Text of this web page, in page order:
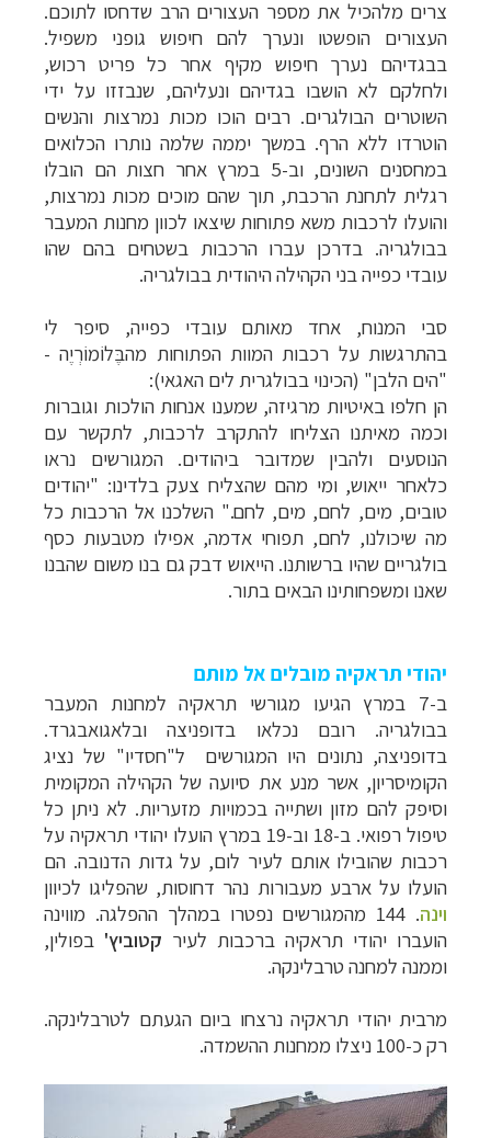
צרים מלהכיל את מספר העצורים הרב שדחסו לתוכם.
העצורים הופשטו ונערך להם חיפוש גופני משפיל.
בבגדיהם נערך חיפוש מקיף אחר כל פריט רכוש,
ולחלקם לא הושבו בגדיהם ונעליהם, שנבזזו על ידי
השוטרים הבולגרים. רבים הוכו מכות נמרצות והנשים
הוטרדו ללא הרף. במשך יממה שלמה נותרו הכלואים
במחסנים השונים, וב-5 במרץ אחר חצות הם הובלו
רגלית לתחנת הרכבת, תוך שהם מוכים מכות נמרצות,
והועלו לרכבות משא פתוחות שיצאו לכוון מחנות המעבר
בבולגריה. בדרכן עברו הרכבות בשטחים בהם שהו
עובדי כפייה בני הקהילה היהודית בבולגריה.
סבי המנוח, אחד מאותם עובדי כפייה, סיפר לי
בהתרגשות על רכבות המוות הפתוחות מהבֶּלוֹמוֹרְיֶה -
"הים הלבן" (הכינוי בבולגרית לים האגאי):
הן חלפו באיטיות מרגיזה, שמענו אנחות הולכות וגוברות
וכמה מאיתנו הצליחו להתקרב לרכבות, לתקשר עם
הנוסעים ולהבין שמדובר ביהודים. המגורשים נראו
כלאחר ייאוש, ומי מהם שהצליח צעק בלדינו: "יהודים
טובים, מים, לחם, מים, לחם." השלכנו אל הרכבות כל
מה שיכולנו, לחם, תפוחי אדמה, אפילו מטבעות כסף
בולגריים שהיו ברשותנו. הייאוש דבק גם בנו משום שהבנו
שאנו ומשפחותינו הבאים בתור.
יהודי תראקיה מובלים אל מותם
ב-7 במרץ הגיעו מגורשי תראקיה למחנות המעבר
בבולגריה. רובם נכלאו בדופניצה ובלאגואבגרד.
בדופניצה, נתונים היו המגורשים ל"חסדיו" של נציג
הקומיסריון, אשר מנע את סיועה של הקהילה המקומית
וסיפק להם מזון ושתייה בכמויות מזעריות. לא ניתן כל
טיפול רפואי. ב-18 וב-19 במרץ הועלו יהודי תראקיה על
רכבות שהובילו אותם לעיר לום, על גדות הדנובה. הם
הועלו על ארבע מעבורות נהר דחוסות, שהפליגו לכיוון
וינה
. 144 מהמגורשים נפטרו במהלך ההפלגה. מווינה
הועברו יהודי תראקיה ברכבות לעיר קטוביץ' בפולין,
וממנה למחנה טרבלינקה.
מרבית יהודי תראקיה נרצחו ביום הגעתם לטרבלינקה.
רק כ-100 ניצלו ממחנות ההשמדה.